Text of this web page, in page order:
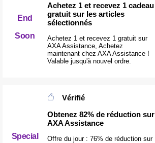
End
Soon
Achetez 1 et recevez 1 cadeau
gratuit sur les articles
sélectionnés
Achetez 1 et recevez 1 gratuit sur
AXA Assistance, Achetez
maintenant chez AXA Assistance !
Valable jusqu'à nouvel ordre.
Special
Vérifié
Obtenez 82% de réduction sur
AXA Assistance
Offre du jour : 76% de réduction sur